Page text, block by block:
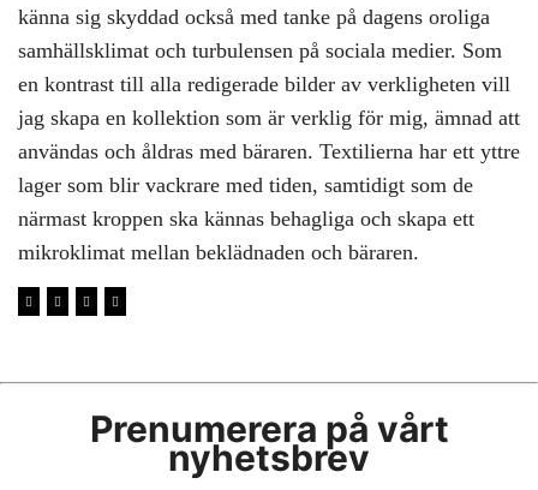
känna sig skyddad också med tanke på dagens oroliga
samhällsklimat och turbulensen på sociala medier. Som
en kontrast till alla redigerade bilder av verkligheten vill
jag skapa en kollektion som är verklig för mig, ämnad att
användas och åldras med bäraren. Textilierna har ett yttre
lager som blir vackrare med tiden, samtidigt som de
närmast kroppen ska kännas behagliga och skapa ett
mikroklimat mellan beklädnaden och bäraren.
Prenumerera på vårt
nyhetsbrev